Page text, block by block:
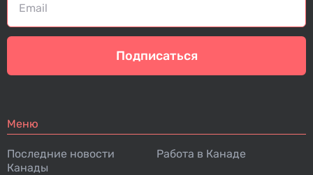
Подписаться
Меню
Последние новости
Канады
Работа в Канаде